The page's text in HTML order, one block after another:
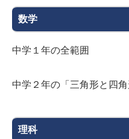
数学
中学１年の全範囲
中学２年の「三角形と四
理科